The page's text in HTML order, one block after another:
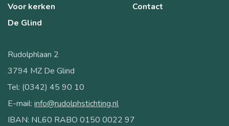
Voor kerken
De Glind
Contact
Rudolphlaan 2
3794 MZ De Glind
Tel: (0342) 45 90 10
E-mail: info@rudolphstichting.nl
IBAN: NL60 RABO 0150 0022 97